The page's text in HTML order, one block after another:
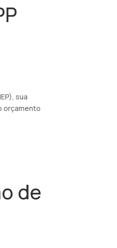
sua
orçamento
de